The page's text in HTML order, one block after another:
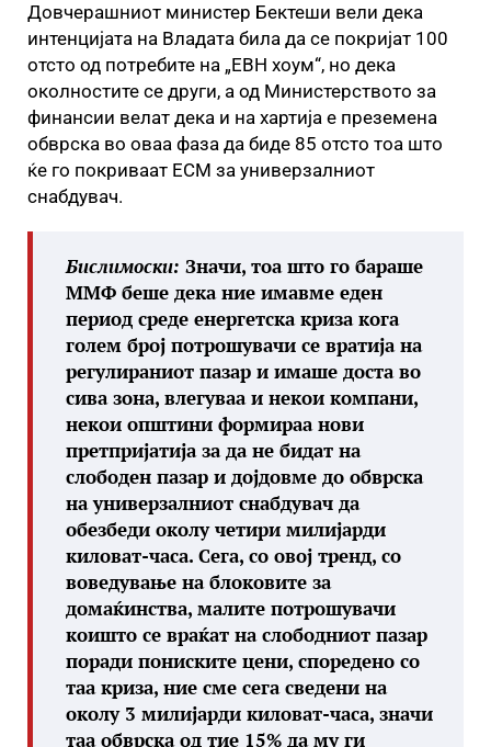
Довчерашниот министер Бектеши вели дека
интенцијата на Владата била да се покријат 100
отсто од потребите на „ЕВН хоум“, но дека
околностите се други, а од Министерството за
финансии велат дека и на хартија е преземена
обврска во оваа фаза да биде 85 отсто тоа што
ќе го покриваат ЕСМ за универзалниот
снабдувач.
Бислимоски: Значи, тоа што го бараше
ММФ беше дека ние имавме еден
период среде енергетска криза кога
голем број потрошувачи се вратија на
регулираниот пазар и имаше доста во
сива зона, влегуваа и некои компани,
некои општини формираа нови
претпријатија за да не бидат на
слободен пазар и дојдовме до обврска
на универзалниот снабдувач да
обезбеди околу четири милијарди
киловат-часа. Сега, со овој тренд, со
воведување на блоковите за
домаќинства, малите потрошувачи
коишто се враќат на слободниот пазар
поради пониските цени, споредено со
таа криза, ние сме сега сведени на
околу 3 милијарди киловат-часа, значи
таа обврска од тие 15% да му ги